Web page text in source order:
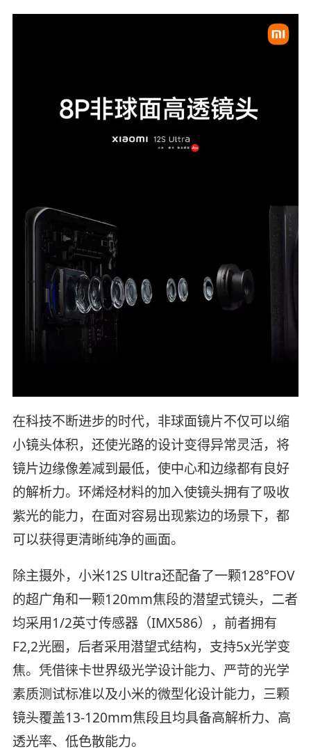
在科技不断进步的时代，非球面镜片不仅可以缩
小镜头体积，还使光路的设计变得异常灵活，将
镜片边缘像差减到最低，使中心和边缘都有良好
的解析力。环烯烃材料的加入使镜头拥有了吸收
紫光的能力，在面对容易出现紫边的场景下，都
可以获得更清晰纯净的画面。
除主摄外，小米12S Ultra还配备了一颗128°FOV
的超广角和一颗120mm焦段的潜望式镜头，二者
均采用1/2英寸传感器（IMX586），前者拥有
F2,2光圈，后者采用潜望式结构，支持5x光学变
焦。凭借徕卡世界级光学设计能力、严苛的光学
素质测试标准以及小米的微型化设计能力，三颗
镜头覆盖13-120mm焦段且均具备高解析力、高
透光率、低色散能力。